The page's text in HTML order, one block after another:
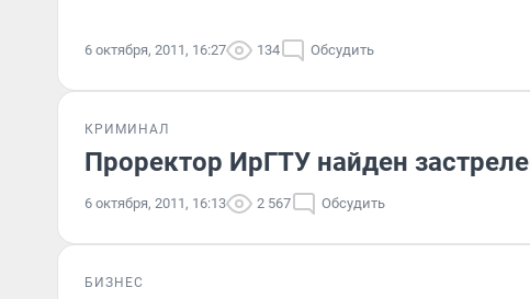
6 октября, 2011, 16:27 134 Обсудить
КРИМИНАЛ
Проректор ИрГТУ найден
6 октября, 2011, 16:13 2 567 Обсудить
БИЗНЕС